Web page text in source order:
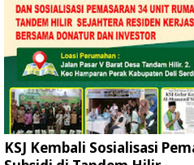
KSJ Kembali Sosialisasi